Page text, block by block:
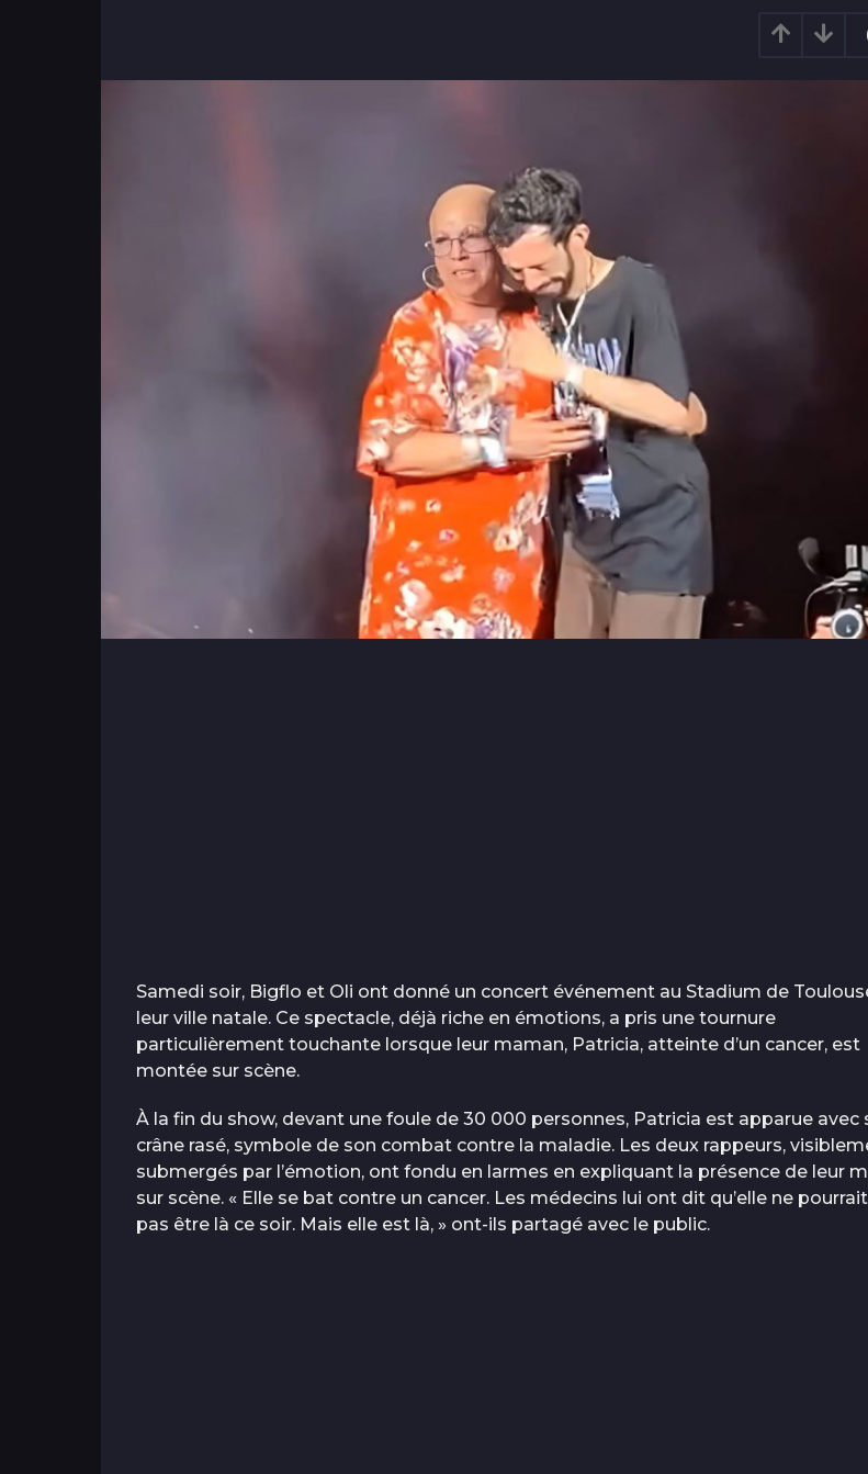
Samedi soir, Bigflo et Oli ont donné un concert événement au Stadium de
leur ville natale. Ce spectacle, déjà riche en émotions, a pris une tournure
particulièrement touchante lorsque leur maman, Patricia, atteinte d’un cancer, est
montée sur scène.
À la fin du show, devant une foule de 30 000 personnes, Patricia est apparue avec
crâne rasé, symbole de son combat contre la maladie. Les deux rappeurs,
submergés par l’émotion, ont fondu en larmes en expliquant la présence de leur
sur scène. « Elle se bat contre un cancer. Les médecins lui ont dit qu’elle ne pourrait
pas être là ce soir. Mais elle est là, » ont-ils partagé avec le public.